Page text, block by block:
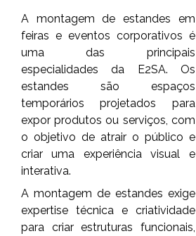
A montagem de estandes em
feiras e eventos corporativos é
uma das principais
especialidades da E2SA. Os
estandes são espaços
temporários projetados para
expor produtos ou serviços, com
o objetivo de atrair o público e
criar uma experiência visual e
interativa.
A montagem de estandes exige
expertise técnica e criatividade
para criar estruturas funcionais,